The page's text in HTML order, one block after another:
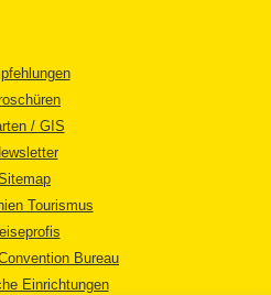
/ GIS
Tourismus
Bureau
Einrichtungen